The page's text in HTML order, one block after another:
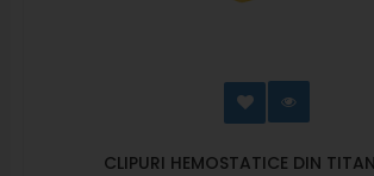
CLIPURI HEMOSTATICE DIN